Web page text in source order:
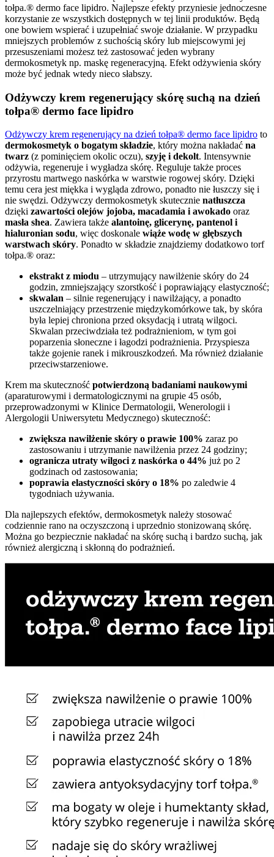
tołpa.® dermo face lipidro. Najlepsze efekty przyniesie jednoczesne
korzystanie ze wszystkich dostępnych w tej linii produktów. Będą
one bowiem wspierać i uzupełniać swoje działanie. W przypadku
mniejszych problemów z suchością skóry lub miejscowymi jej
przesuszeniami możesz też zastosować jeden wybrany
dermokosmetyk np. maskę regeneracyjną. Efekt odżywienia skóry
może być jednak wtedy nieco słabszy.
Odżywczy krem regenerujący skórę suchą na dzień
tołpa® dermo face lipidro
Odżywczy krem regenerujący na dzień tołpa® dermo face lipidro to
dermokosmetyk o bogatym składzie, który można nakładać na
twarz (z pominięciem okolic oczu), szyję i dekolt. Intensywnie
odżywia, regeneruje i wygładza skórę. Reguluje także proces
przyrostu martwego naskórka w warstwie rogowej skóry. Dzięki
temu cera jest miękka i wygląda zdrowo, ponadto nie łuszczy się i
nie swędzi. Odżywczy dermokosmetyk skutecznie natłuszcza
dzięki zawartości olejów jojoba, macadamia i awokado oraz
masła shea. Zawiera także alantoinę, glicerynę, pantenol i
hialuronian sodu, więc doskonale wiąże wodę w głębszych
warstwach skóry. Ponadto w składzie znajdziemy dodatkowo torf
tołpa.® oraz:
ekstrakt z miodu – utrzymujący nawilżenie skóry do 24
godzin, zmniejszający szorstkość i poprawiający elastyczność;
skwalan – silnie regenerujący i nawilżający, a ponadto
uszczelniający przestrzenie międzykomórkowe tak, by skóra
była lepiej chroniona przed oksydacją i utratą wilgoci.
Skwalan przeciwdziała też podrażnieniom, w tym goi
poparzenia słoneczne i łagodzi podrażnienia. Przyspiesza
także gojenie ranek i mikrouszkodzeń. Ma również działanie
przeciwstarzeniowe.
Krem ma skuteczność potwierdzoną badaniami naukowymi
(aparaturowymi i dermatologicznymi na grupie 45 osób,
przeprowadzonymi w Klinice Dermatologii, Wenerologii i
Alergologii Uniwersytetu Medycznego) skuteczność:
zwiększa nawilżenie skóry o prawie 100% zaraz po
zastosowaniu i utrzymanie nawilżenia przez 24 godziny;
ogranicza utraty wilgoci z naskórka o 44% już po 2
godzinach od zastosowania;
poprawia elastyczności skóry o 18% po zaledwie 4
tygodniach używania.
Dla najlepszych efektów, dermokosmetyk należy stosować
codziennie rano na oczyszczoną i uprzednio stonizowaną skórę.
Można go bezpiecznie nakładać na skórę suchą i bardzo suchą, jak
również alergiczną i skłonną do podrażnień.